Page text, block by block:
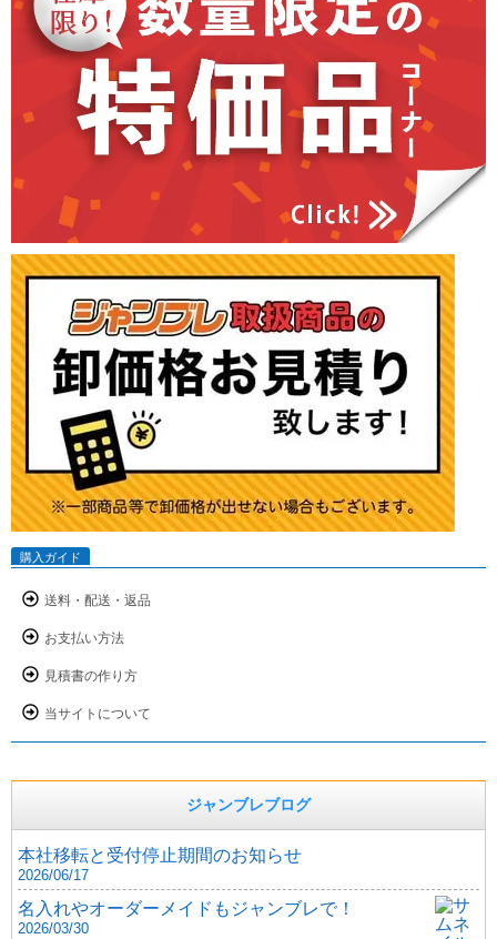
購入ガイド
送料・配送・返品
お支払い方法
見積書の作り方
当サイトについて
ジャンブレブログ
本社移転と受付停止期間のお知らせ
2026/06/17
名入れやオーダーメイドもジャンブレで！
2026/03/30